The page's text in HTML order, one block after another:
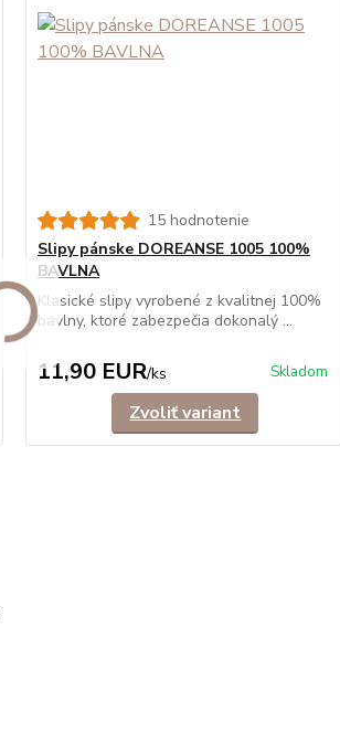
15 hodnotenie
Slipy pánske DOREANSE 1005 100%
BAVLNA
Klasické slipy vyrobené z kvalitnej 100%
bavlny, ktoré zabezpečia dokonalý ...
11,90 EUR/ks Skladom
Zvoliť variant